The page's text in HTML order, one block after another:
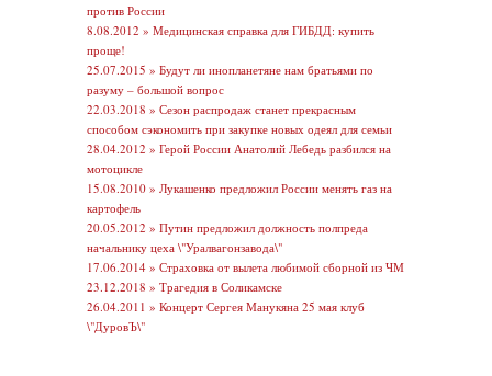
против России
8.08.2012 » Медицинская справка для ГИБДД: купить
проще!
25.07.2015 » Будут ли инопланетяне нам братьями по
разуму – большой вопрос
22.03.2018 » Сезон распродаж станет прекрасным
способом сэкономить при закупке новых одеял для семьи
28.04.2012 » Герой России Анатолий Лебедь разбился на
мотоцикле
15.08.2010 » Лукашенко предложил России менять газ на
картофель
20.05.2012 » Путин предложил должность полпреда
начальнику цеха \"Уралвагонзавода\"
17.06.2014 » Страховка от вылета любимой сборной из ЧМ
23.12.2018 » Трагедия в Соликамске
26.04.2011 » Концерт Сергея Манукяна 25 мая клуб
\"ДуровЪ\"